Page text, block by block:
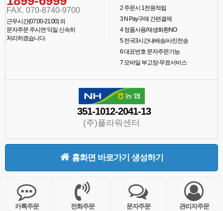
FAX. 070-8740-9700
근무시간(07:00-21:00) 외
문자주문 주시면 익일 신속히
처리하겠습니다.
2주문시 1천원적립
3N Pay구매 간편결제
4정품사용/재생화환NO
5전국3시간내배송/사진전송
6대표번호 문자주문가능
7모바일 부고장-무료서비스
351-1012-2041-13
(주)플라워센터
홈화면 바로가기 생성하기
카톡주문 전화주문 문자주문 관리자주문